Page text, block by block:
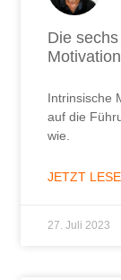
Die
Motivation
Intrinsische
auf die
wie.
JETZT
27. Juli 2023